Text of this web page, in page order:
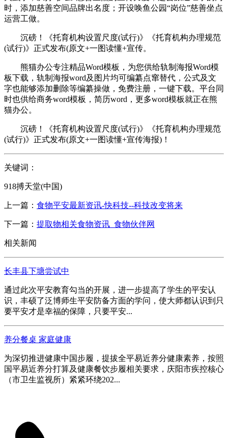
时，添加慈善空间品牌出名度；开设唤鱼公园“岗位”慈善坐点
运营工做。
沉磅！《托育机构设置尺度(试行)》《托育机构办理规范
(试行)》正式发布(原文+一图读懂+宣传。
熊猫办公专注精品Word模板，为您供给轨制海报Word模
板下载，轨制海报word及图片均可编纂点窜替代，公式及文
字也能够添加删除等编纂操做，免费注册，一键下载。平台同
时也供给商务word模板，简历word，更多word模板就正在熊
猫办公。
沉磅！《托育机构设置尺度(试行)》《托育机构办理规范
(试行)》正式发布(原文+一图读懂+宣传海报)！
关键词：
918搏天堂(中国)
上一篇： 食物平安最新资讯-快科技--科技改变将来
下一篇： 提取物相关食物资讯_食物伙伴网
相关新闻
长丰县下塘尝试中
通过此次平安教育勾当的开展，进一步提高了学生的平安认
识，丰硕了泛博师生平安防备方面的学问，使大师都认识到只
要平安才是幸福的保障，只要平安...
养分餐桌 家庭健康
为深切推进健康中国步履，提拔全平易近养分健康素养，按照
国平易近养分打算及健康餐饮步履相关要求，庆阳市疾控核心
（市卫生监视所）紧紧环绕202...